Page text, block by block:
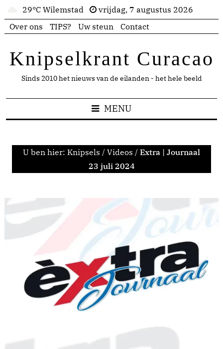
29°C Wilemstad
vrijdag, 7 augustus 2026
Over ons
TIPS? Uw steun Contact
Knipselkrant Curacao
Sinds 2010 het nieuws van de eilanden - het hele beeld
MENU
U ben hier: Knipsels / Videos / Extra | Journaal
23 juli 2024